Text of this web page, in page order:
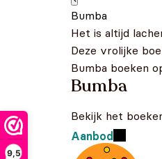
9,5
Bumba
Het is altijd
Deze vrolijke
Bumba boeken
Bumba
Bekijk het
Aanbod